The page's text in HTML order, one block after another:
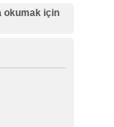
okumak için